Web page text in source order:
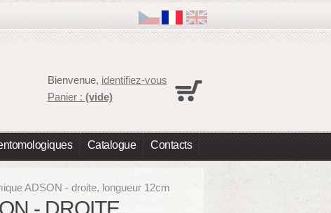
Catalogue Contacts
Bienvenue, identifiez-vous
Panier : (vide)
ADSON - droite, longueur 12cm
Aucun produit
Total 0,00 €
Les prix sont HT